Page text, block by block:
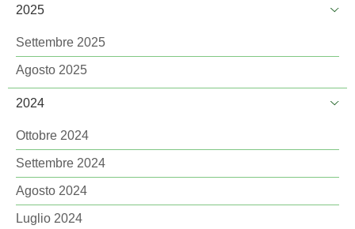
2025
Settembre 2025
Agosto 2025
2024
Ottobre 2024
Settembre 2024
Agosto 2024
Luglio 2024